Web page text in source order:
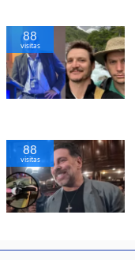
88
visitas
88
visitas